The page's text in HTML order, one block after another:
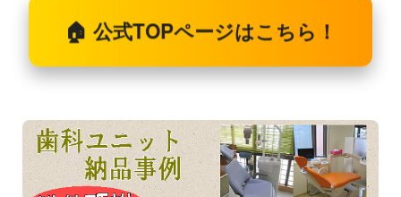
🏠 公式TOPページはこちら！